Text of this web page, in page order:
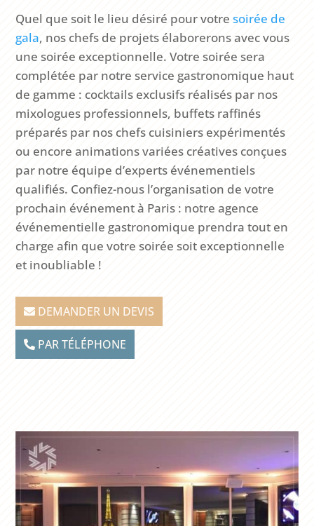
Quel que soit le lieu désiré pour votresoirée de
gala, nos chefs de projets élaborerons avec vous
une soirée exceptionnelle. Votre soirée sera
complétée par notre service gastronomique haut
de gamme : cocktails exclusifs réalisés par nos
mixologues professionnels, buffets raffinés
préparés par nos chefs cuisiniers expérimentés
ou encore animations variées créatives conçues
par notre équipe d’experts événementiels
qualifiés. Confiez-nous l’organisation de votre
prochain événement à Paris : notre agence
événementielle gastronomique prendra tout en
charge afin que votre soirée soit exceptionnelle
et inoubliable !
DEMANDER UN DEVIS
PAR TÉLÉPHONE